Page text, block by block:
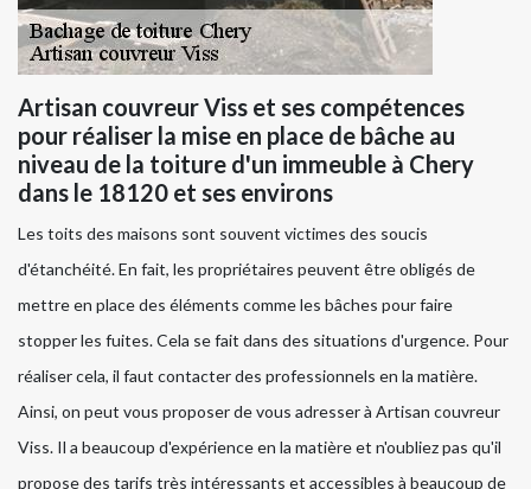
Artisan couvreur Viss et ses compétences
pour réaliser la mise en place de bâche au
niveau de la toiture d'un immeuble à Chery
dans le 18120 et ses environs
Les toits des maisons sont souvent victimes des soucis
d'étanchéité. En fait, les propriétaires peuvent être obligés de
mettre en place des éléments comme les bâches pour faire
stopper les fuites. Cela se fait dans des situations d'urgence. Pour
réaliser cela, il faut contacter des professionnels en la matière.
Ainsi, on peut vous proposer de vous adresser à Artisan couvreur
Viss. Il a beaucoup d'expérience en la matière et n'oubliez pas qu'il
propose des tarifs très intéressants et accessibles à beaucoup de